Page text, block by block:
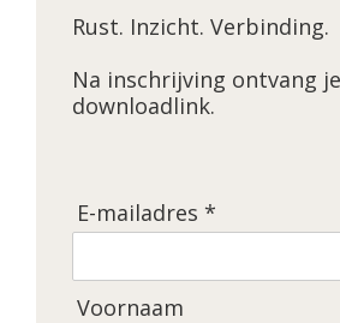
Rust. Inzicht. Verbinding.
Na inschrijving ontvang
downloadlink.
E-mailadres *
Voornaam